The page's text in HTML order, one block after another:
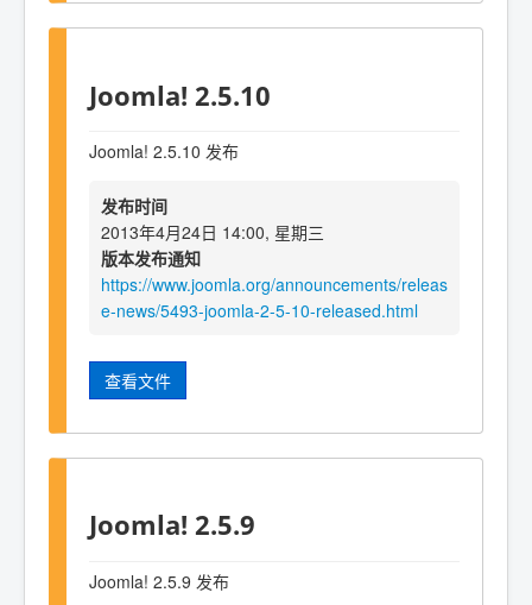
Joomla! 2.5.10
Joomla! 2.5.10 发布
发布时间
2013年4月24日 14:00, 星期三
版本发布通知
https://www.joomla.org/announcements/releas
e-news/5493-joomla-2-5-10-released.html
查看文件
Joomla! 2.5.9
Joomla! 2.5.9 发布